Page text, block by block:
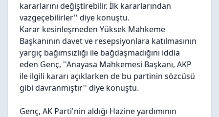
kararlarını değiştirebilir. İlk kararlarından
vazgeçebilirler'' diye konuştu.
Karar kesinleşmeden Yüksek Mahkeme
Başkanının davet ve resepsiyonlara katılmasının
yargıç bağımsızlığı ile bağdaşmadığını iddia
eden Genç, ''Anayasa Mahkemesi Başkanı, AKP
ile ilgili kararı açıklarken de bu partinin sözcüsü
gibi davranmıştır'' diye konuştu.
Genç, AK Parti'nin aldığı Hazine yardımının